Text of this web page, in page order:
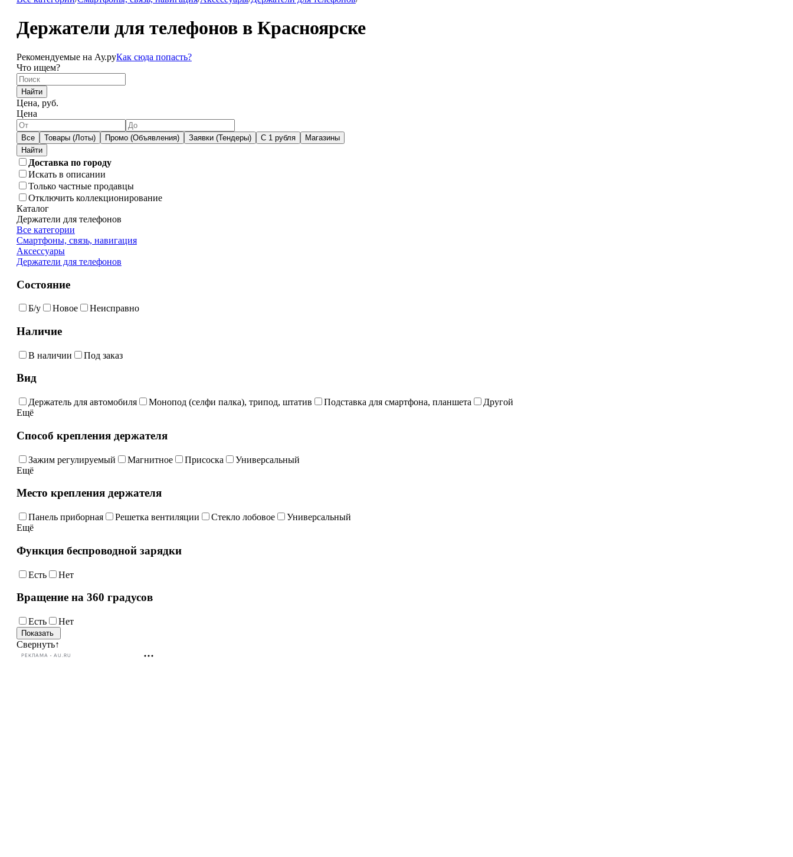
Держатели для телефонов в Красноярске
Рекомендуемые на Ау.руКак сюда попасть?
Что ищем?
Найти
Цена, руб.
Цена
Все Товары (Лоты) Промо (Объявления) Заявки (Тендеры) С 1 рубля Магазины
Доставка по городу
Искать в описании
Только частные продавцы
Отключить коллекционирование
Каталог
Держатели для телефонов
Все категории
Смартфоны, связь, навигация
Аксессуары
Держатели для телефонов
Состояние
Б/у Новое Неисправно
Наличие
В наличии Под заказ
Вид
Держатель для автомобиля Монопод (селфи палка), трипод, штатив Подставка для смартфона, планшета
Другой
Ещё
Способ крепления держателя
Зажим регулируемый Магнитное Присоска
Универсальный
Ещё
Место крепления держателя
Панель приборная Решетка вентиляции Стекло лобовое
Универсальный
Ещё
Функция беспроводной зарядки
Есть Нет
Вращение на 360 градусов
Есть Нет
Свернуть↑
РЕКЛАМА • AU.RU